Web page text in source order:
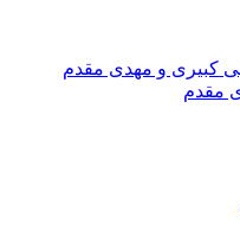
و مهدى مقدم